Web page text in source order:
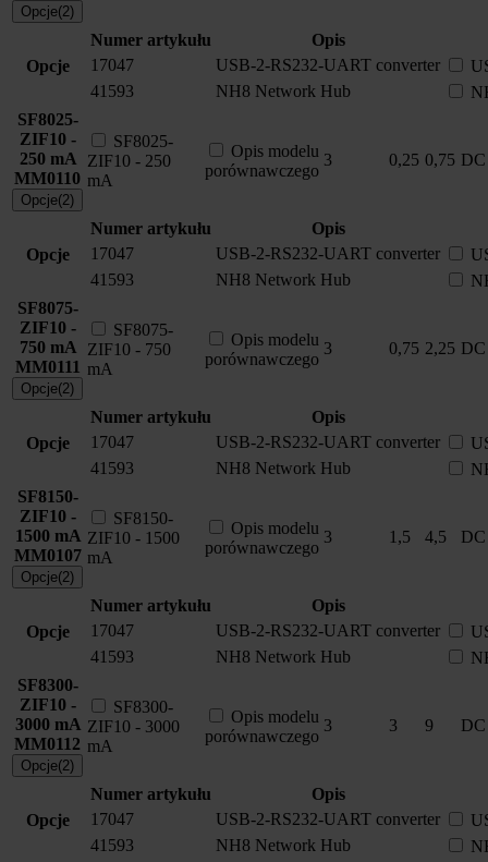
Opcje(2)
Opcje
Numer artykułu
Opis
17047
USB-2-RS232-UART converter
41593
NH8 Network Hub
SF8025-
ZIF10 -
250 mA
MM0110
Opcje(2)
SF8025-
ZIF10 - 250
mA
Opis modelu
porównawczego
3 0,25 0,75 DC
Opcje
Numer artykułu
Opis
17047
USB-2-RS232-UART converter
41593
NH8 Network Hub
SF8075-
ZIF10 -
750 mA
MM0111
Opcje(2)
SF8075-
ZIF10 - 750
mA
Opis modelu
porównawczego
3 0,75 2,25 DC
Opcje
Numer artykułu
Opis
17047
USB-2-RS232-UART converter
41593
NH8 Network Hub
SF8150-
ZIF10 -
1500 mA
MM0107
Opcje(2)
SF8150-
ZIF10 - 1500
mA
Opis modelu
porównawczego
3 1,5 4,5 DC
Opcje
Numer artykułu
Opis
17047
USB-2-RS232-UART converter
41593
NH8 Network Hub
SF8300-
ZIF10 -
3000 mA
MM0112
Opcje(2)
SF8300-
ZIF10 - 3000
mA
Opis modelu
porównawczego
3 3 9 DC
Opcje
Numer artykułu
Opis
17047
USB-2-RS232-UART converter
41593
NH8 Network Hub